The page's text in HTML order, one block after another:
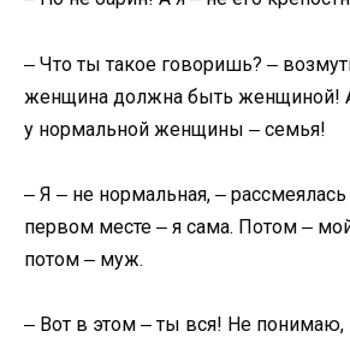
‒ Что ты такое говоришь? ‒
женщина должна быть женщиной!
у нормальной женщины ‒ семья!
‒ Я ‒ не нормальная, ‒
первом месте ‒ я сама. Потом ‒
потом ‒ муж.
‒ Вот в этом ‒ ты вся! Не понимаю,